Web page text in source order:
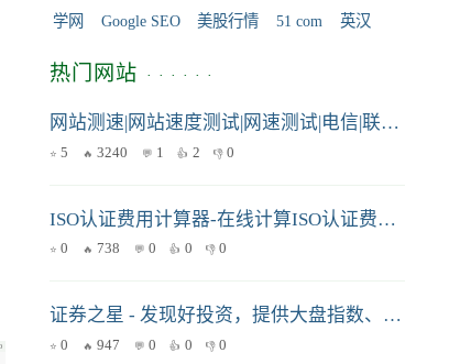
学网
Google SEO 美股行情 51 com 英汉
热门网站
网站测速|网站速度测试|网速测试|电信|联通|网通|全国|监控|CDN|PING|DNS 一起测试|17CE.COM
5 3240 1 2 0
ISO认证费用计算器-在线计算ISO认证费用-ISOFEE
0 738 0 0 0
证券之星 - 发现好投资，提供大盘指数、行情数据、财经、股票、基金、期货、银行、保险等金融信息服务
0 947 0 0 0